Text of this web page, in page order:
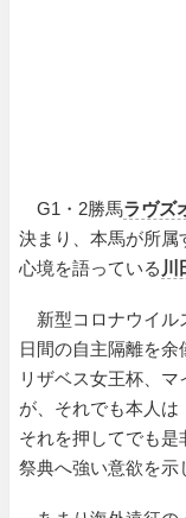
G1・2勝馬ラヴズ
決まり、本馬が所
心境を語っている 川
新型コロナウイル
日間の自主隔離を
リザベス女王杯、
が、それでも本人は
それを押してでも
祭典へ強い意欲を示